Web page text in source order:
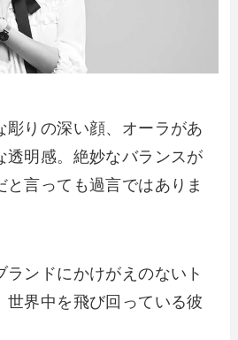
彫りの深い顔、オーラがあ
透明感。絶妙なバランスが
と言っても過言ではありま
ンドにかけがえのないト
世界中を飛び回っている彼